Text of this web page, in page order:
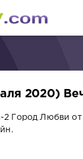
2020)
Город Любви